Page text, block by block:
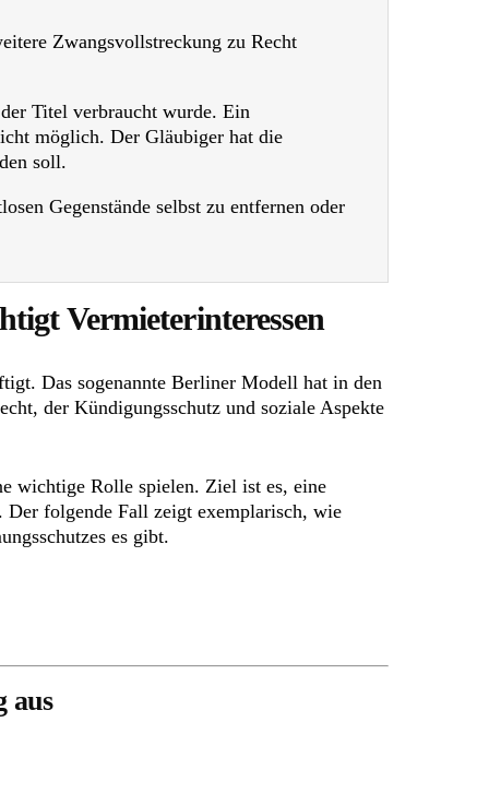
Zwangsvollstreckung zu Recht
Titel verbraucht wurde. Ein
möglich. Der Gläubiger hat die
soll.
Gegenstände selbst zu entfernen oder
Vermieterinteressen
Das sogenannte Berliner Modell hat in den
der Kündigungsschutz und soziale Aspekte
wichtige Rolle spielen. Ziel ist es, eine
Der folgende Fall zeigt exemplarisch, wie
es gibt.
aus